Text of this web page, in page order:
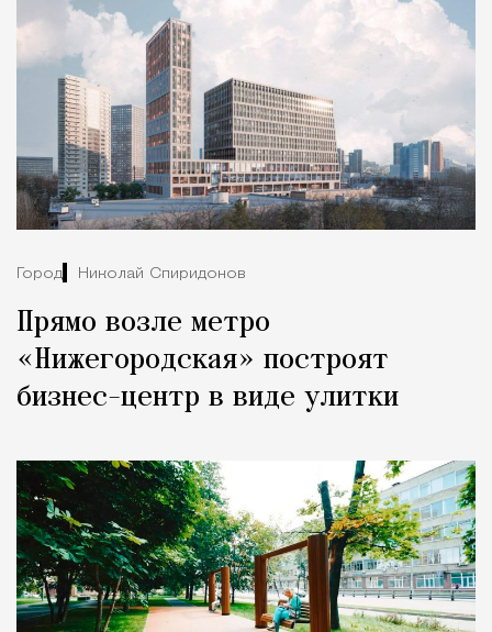
Город Николай Спиридонов
Прямо возле метро
«Нижегородская» построят
бизнес-центр в виде улитки